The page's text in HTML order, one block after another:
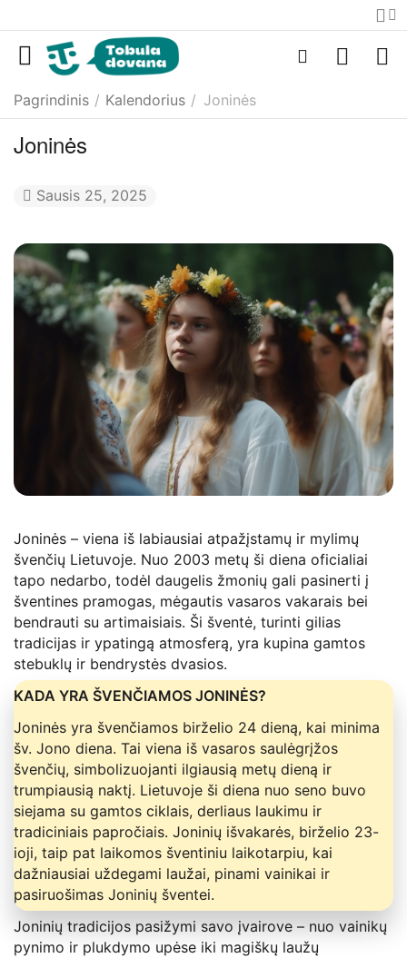
Pagrindinis / Kalendorius / Joninės
Joninės
Sausis 25, 2025
Joninės – viena iš labiausiai atpažįstamų ir mylimų
švenčių Lietuvoje. Nuo 2003 metų ši diena oficialiai
tapo nedarbo, todėl daugelis žmonių gali pasinerti į
šventines pramogas, mėgautis vasaros vakarais bei
bendrauti su artimaisiais. Ši šventė, turinti gilias
tradicijas ir ypatingą atmosferą, yra kupina gamtos
stebuklų ir bendrystės dvasios.
KADA YRA ŠVENČIAMOS JONINĖS?
Joninės yra švenčiamos birželio 24 dieną, kai minima
šv. Jono diena. Tai viena iš vasaros saulėgrįžos
švenčių, simbolizuojanti ilgiausią metų dieną ir
trumpiausią naktį. Lietuvoje ši diena nuo seno buvo
siejama su gamtos ciklais, derliaus laukimu ir
tradiciniais papročiais. Joninių išvakarės, birželio 23-
ioji, taip pat laikomos šventiniu laikotarpiu, kai
dažniausiai uždegami laužai, pinami vainikai ir
pasiruošimas Joninių šventei.
Joninių tradicijos pasižymi savo įvairove – nuo vainikų
pynimo ir plukdymo upėse iki magiškų laužų